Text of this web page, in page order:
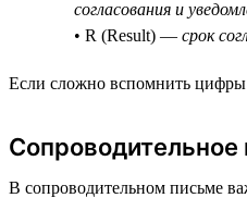
согласования и
• R (Result) — срок
Если сложно вспомнить цифры
Сопроводительное
В сопроводительном письме